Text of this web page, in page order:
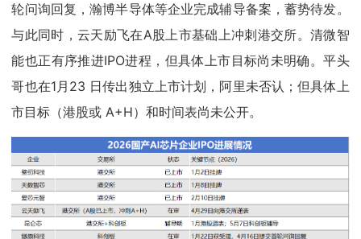
轮问询回复，瀚博半导体等企业完成辅导备案，蓄势待发。
与此同时，云天励飞在A股上市基础上冲刺港交所。清微智
能也正有序推进IPO进程，但具体上市目标尚未明确。平头
哥也在1月23 日传出独立上市计划，阿里未否认；但具体上
市目标（港股或 A+H）和时间表尚未公开。